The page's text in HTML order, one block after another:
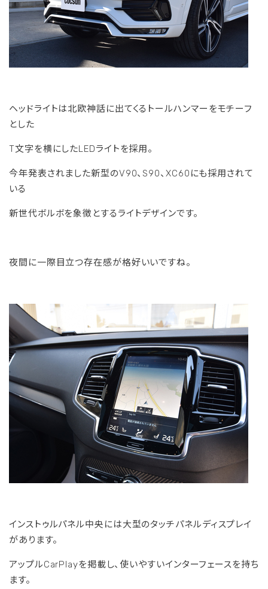
ヘッドライトは北欧神話に出てくるトールハンマーをモチーフ
とした
T文字を横にしたLEDライトを採用。
今年発表されました新型のV90、S90、XC60にも採用されて
いる
新世代ボルボを象徴とするライトデザインです。
夜間に一際目立つ存在感が格好いいですね。
インストゥルパネル中央には大型のタッチパネルディスプレイ
があります。
アップルCarPlayを掲載し、使いやすいインターフェースを持ち
ます。